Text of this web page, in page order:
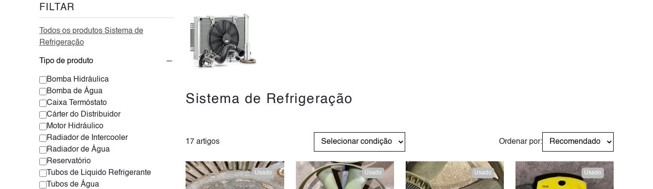
FILTAR
Todos os produtos Sistema de
Refrigeração
Tipo de produto
Bomba Hidráulica
Bomba de Água
Caixa Termóstato
Cárter do Distribuidor
Motor Hidráulico
Radiador de Intercooler
Radiador de Água
Reservatório
Tubos de Liquido Refrigerante
Tubos de Água
Sistema de Refrigeração
17 artigos Ordenar por:
Usado Usado Usado Usado